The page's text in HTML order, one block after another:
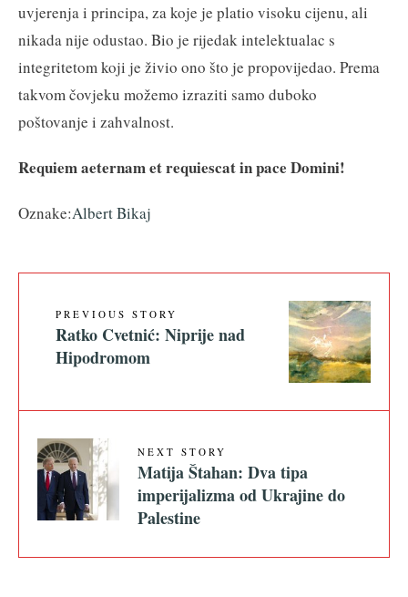
uvjerenja i principa, za koje je platio visoku cijenu, ali
nikada nije odustao. Bio je rijedak intelektualac s
integritetom koji je živio ono što je propovijedao. Prema
takvom čovjeku možemo izraziti samo duboko
poštovanje i zahvalnost.
Requiem aeternam et requiescat in pace Domini!
Oznake:Albert Bikaj
PREVIOUS STORY
Ratko Cvetnić: Niprije nad
Hipodromom
NEXT STORY
Matija Štahan: Dva tipa
imperijalizma od Ukrajine do
Palestine